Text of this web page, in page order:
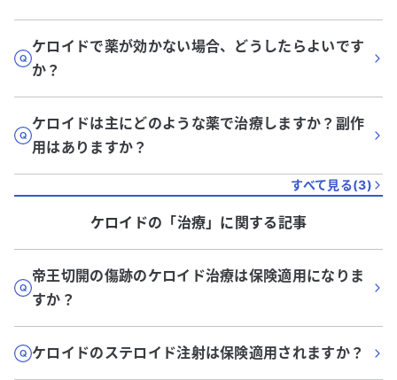
ケロイドで薬が効かない場合、どうしたらよいです
か？
ケロイドは主にどのような薬で治療しますか？副作
用はありますか？
すべて見る(3)
ケロイドの「治療」に関する記事
帝王切開の傷跡のケロイド治療は保険適用になりま
すか？
ケロイドのステロイド注射は保険適用されますか？